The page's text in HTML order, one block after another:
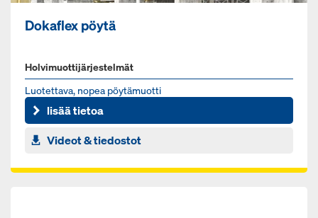
Dokaflex pöytä
Holvimuottijärjestelmät
Luo­tet­ta­va, no­pea pöy­tä­muot­ti
lisää tietoa
Videot & tiedostot